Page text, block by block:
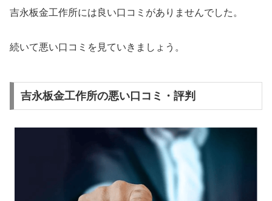
吉永板金工作所には良い口コミがありませんでした。
続いて悪い口コミを見ていきましょう。
吉永板金工作所の悪い口コミ・評判